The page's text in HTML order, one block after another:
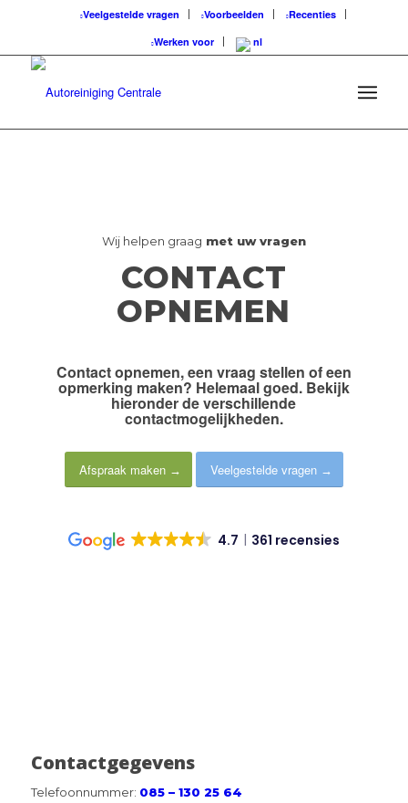
Veelgestelde vragen Voorbeelden
Recenties
Werken voor
Wij helpen graag met uw vragen
CONTACT
OPNEMEN
Contact opnemen, een vraag stellen of een
opmerking maken? Helemaal goed. Bekijk
hieronder deverschillende
contactmogelijkheden.
Afspraak maken Veelgestelde vragen
4.7 361 recensies
Contactgegevens
Telefoonnummer: 085 – 130 25 64